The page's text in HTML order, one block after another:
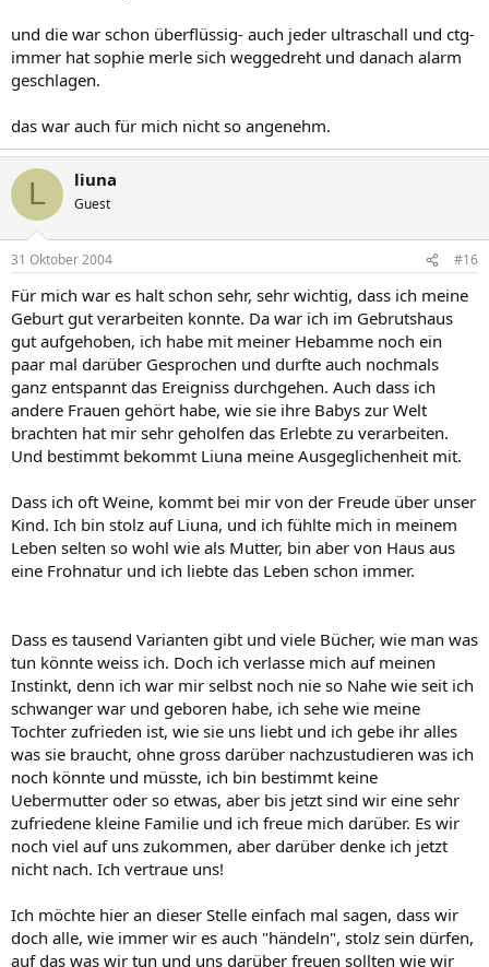
und die war schon überflüssig- auch jeder ultraschall und ctg-
immer hat sophie merle sich weggedreht und danach alarm
geschlagen.
das war auch für mich nicht so angenehm.
L liuna
Guest
31 Oktober 2004 #16
Für mich war es halt schon sehr, sehr wichtig, dass ich meine
Geburt gut verarbeiten konnte. Da war ich im Gebrutshaus
gut aufgehoben, ich habe mit meiner Hebamme noch ein
paar mal darüber Gesprochen und durfte auch nochmals
ganz entspannt das Ereigniss durchgehen. Auch dass ich
andere Frauen gehört habe, wie sie ihre Babys zur Welt
brachten hat mir sehr geholfen das Erlebte zu verarbeiten.
Und bestimmt bekommt Liuna meine Ausgeglichenheit mit.
Dass ich oft Weine, kommt bei mir von der Freude über unser
Kind. Ich bin stolz auf Liuna, und ich fühlte mich in meinem
Leben selten so wohl wie als Mutter, bin aber von Haus aus
eine Frohnatur und ich liebte das Leben schon immer.
Dass es tausend Varianten gibt und viele Bücher, wie man was
tun könnte weiss ich. Doch ich verlasse mich auf meinen
Instinkt, denn ich war mir selbst noch nie so Nahe wie seit ich
schwanger war und geboren habe, ich sehe wie meine
Tochter zufrieden ist, wie sie uns liebt und ich gebe ihr alles
was sie braucht, ohne gross darüber nachzustudieren was ich
noch könnte und müsste, ich bin bestimmt keine
Uebermutter oder so etwas, aber bis jetzt sind wir eine sehr
zufriedene kleine Familie und ich freue mich darüber. Es wir
noch viel auf uns zukommen, aber darüber denke ich jetzt
nicht nach. Ich vertraue uns!
Ich möchte hier an dieser Stelle einfach mal sagen, dass wir
doch alle, wie immer wir es auch "händeln", stolz sein dürfen,
auf das was wir tun und uns darüber freuen sollten wie wir